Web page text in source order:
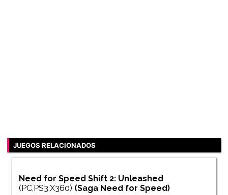
JUEGOS RELACIONADOS
Need for Speed Shift 2: Unleashed
(PC,PS3,X360) (Saga Need for Speed)